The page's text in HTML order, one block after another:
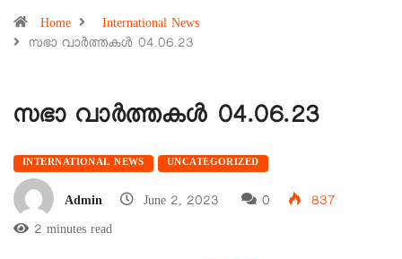
Home
International News
സഭാ വാർത്തകൾ 04.06.23
സഭാ വാർത്തകൾ 04.06.23
INTERNATIONAL NEWS UNCATEGORIZED
Admin June 2, 2023 0
837
2 minutes read